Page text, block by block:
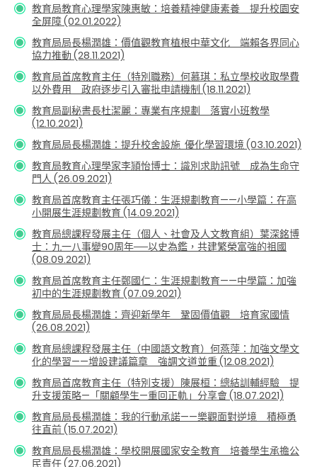
教育局教育心理學家陳惠敏：培養精神健康素養 提升校園安
全屏障 (02.01.2022)
教育局局長楊潤雄：價值觀教育植根中華文化 端賴各界同心
協力推動 (28.11.2021)
教育局首席教育主任（特別職務）何慕琪：私立學校收取學費
以外費用 政府逐步引入審批申請機制 (18.11.2021)
教育局副秘書長杜潔麗：專業有序規劃 落實小班教學
(12.10.2021)
教育局局長楊潤雄：提升校舍設施 優化學習環境 (03.10.2021)
教育局教育心理學家李頴怡博士：識別求助訊號 成為生命守
門人 (26.09.2021)
教育局首席教育主任張巧儀：生涯規劃教育——小學篇：在高
小開展生涯規劃教育 (14.09.2021)
教育局總課程發展主任（個人、社會及人文教育組）葉深銘博
士：九一八事變90周年──以史為鑑，共建繁榮富強的祖國
(08.09.2021)
教育局首席教育主任鄭國仁：生涯規劃教育——中學篇：加強
初中的生涯規劃教育 (07.09.2021)
教育局局長楊潤雄：齊迎新學年 鞏固價值觀 培育家國情
(26.08.2021)
教育局總課程發展主任（中國語文教育）何燕萍：加強文學文
化的學習——增設建議篇章 強調文道並重 (12.08.2021)
教育局首席教育主任（特別支援）陳展桓：總結訓輔經驗 提
升支援策略—「關顧學生—重回正軌」分享會 (18.07.2021)
教育局局長楊潤雄：我的行動承諾——樂觀面對逆境 積極勇
往直前 (15.07.2021)
教育局局長楊潤雄：學校開展國家安全教育 培養學生承擔公
民責任 (27.06.2021)